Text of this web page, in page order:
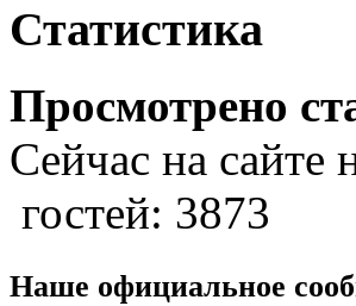
Статистика
Просмотрено
Сейчас на сайте
гостей: 3873
Наше официальное